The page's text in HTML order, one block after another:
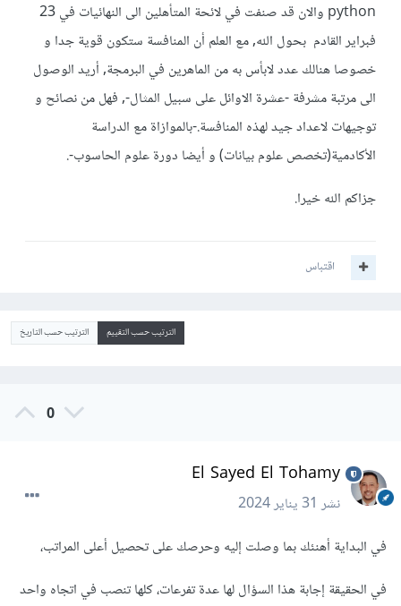
python والان قد صنفت في لائحة المتأهلين الى النهائيات في 23
فبراير القادم بحول الله, مع العلم أن المنافسة ستكون قوية جدا و
خصوصا هنالك عدد لابأس به من الماهرين في البرمجة, أريد الوصول
الى مرتبة مشرفة -عشرة الاوائل على سبيل المثال-, فهل من نصائح و
توجيهات لاعداد جيد لهذه المنافسة.-بالموازاة مع الدراسة
الأكادمية(تخصص علوم بيانات) و أيضا دورة علوم الحاسوب-.
جزاكم الله خيرا.
اقتباس
الترتيب حسب التقييم الترتيب حسب التاريخ
0
El Sayed El Tohamy
نشر31 يناير 2024
في البداية أهنئك بما وصلت إليه وحرصك على تحصيل أعلى المراتب،
في الحقيقة إجابة هذا السؤال لها عدة تفرعات، كلها تنصب في اتجاه واحد